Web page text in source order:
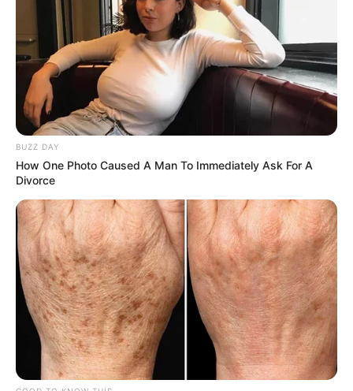
20:34 / 06 Avqust 2026 CƏMİYYƏT
Sürücülərin nəzərinə: Bu küçələrdə
hərəkətTAM MƏHDUDLAŞDIRILIR
67 0 0
BUZZ DAY
How One Photo Caused A Man To Immediately Ask For A
Divorce